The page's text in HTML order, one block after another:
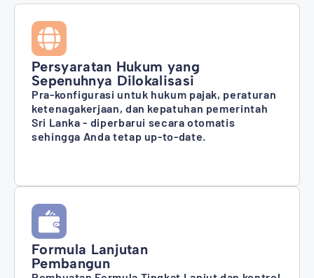
Persyaratan Hukum yang
Sepenuhnya Dilokalisasi
Pra-konfigurasi untuk hukum pajak, peraturan
ketenagakerjaan, dan kepatuhan pemerintah
Sri Lanka - diperbarui secara otomatis
sehingga Anda tetap up-to-date.
Formula Lanjutan
Pembangun